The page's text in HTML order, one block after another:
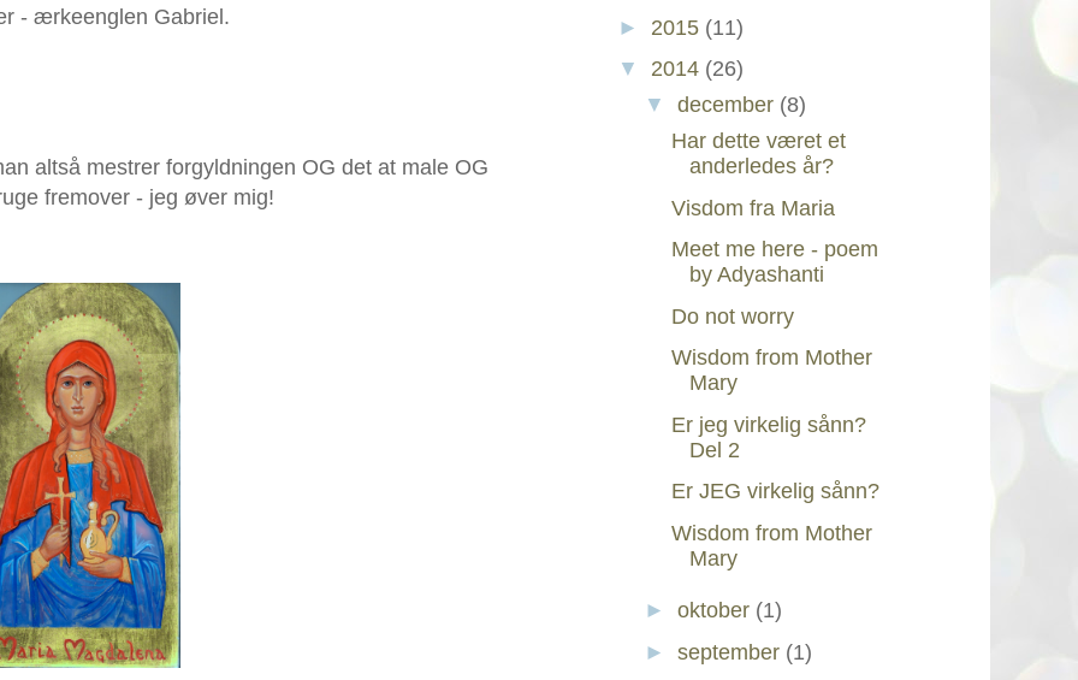
- ærkeenglen Gabriel.
altså mestrer forgyldningen OG det at male OG
fremover - jeg øver mig!
► 2015 (11)
▼ 2014 (26)
▼ december (8)
Har dette været et
anderledes år?
Visdom fra Maria
Meet me here - poem
by Adyashanti
Do not worry
Wisdom from Mother
Mary
Er jeg virkelig sånn?
Del 2
Er JEG virkelig sånn?
Wisdom from Mother
Mary
► oktober (1)
► september (1)